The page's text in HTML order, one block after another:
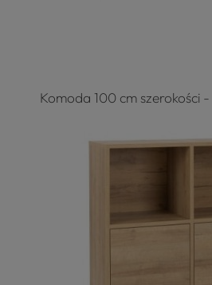
Komoda 100 cm szerokości